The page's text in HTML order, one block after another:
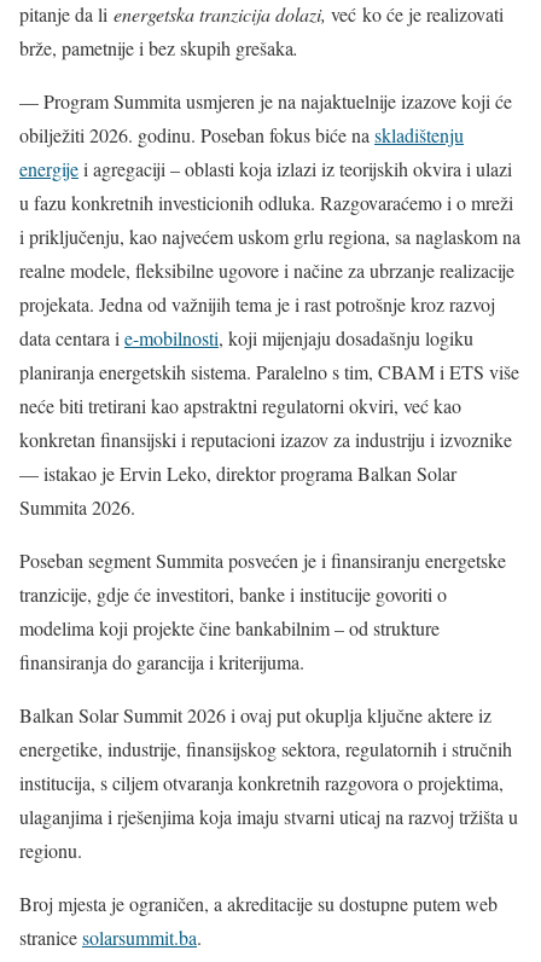
pitanje da li energetska tranzicija dolazi, već ko će je realizovati
brže, pametnije i bez skupih grešaka.
— Program Summita usmjeren je na najaktuelnije izazove koji će
obilježiti 2026. godinu. Poseban fokus biće na skladištenju
energijei agregaciji – oblasti koja izlazi iz teorijskih okvira i ulazi
u fazu konkretnih investicionih odluka. Razgovaraćemo i o mreži
i priključenju, kao najvećem uskom grlu regiona, sa naglaskom na
realne modele, fleksibilne ugovore i načine za ubrzanje realizacije
projekata. Jedna od važnijih tema je i rast potrošnje kroz razvoj
data centara i e-mobilnosti, koji mijenjaju dosadašnju logiku
planiranja energetskih sistema. Paralelno s tim, CBAM i ETS više
neće biti tretirani kao apstraktni regulatorni okviri, već kao
konkretan finansijski i reputacioni izazov za industriju i izvoznike
— istakao je Ervin Leko, direktor programa Balkan Solar
Summita 2026.
Poseban segment Summita posvećen je i finansiranju energetske
tranzicije, gdje će investitori, banke i institucije govoriti o
modelima koji projekte čine bankabilnim – od strukture
finansiranja do garancija i kriterijuma.
Balkan Solar Summit 2026 i ovaj put okuplja ključne aktere iz
energetike, industrije, finansijskog sektora, regulatornih i stručnih
institucija, s ciljem otvaranja konkretnih razgovora o projektima,
ulaganjima i rješenjima koja imaju stvarni uticaj na razvoj tržišta u
regionu.
Broj mjesta je ograničen, a akreditacije su dostupne putem web
stranicesolarsummit.ba.